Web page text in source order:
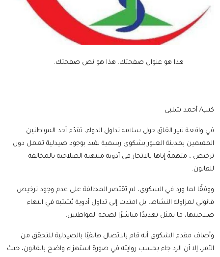
هذا هو عنوان صفحتك. هذا هو نص صفحتك.
كتب/ أحمد شلبى
في واقعة تثير القلق حول سلامة تداول الدواء، تقدّم أحد المواطنين
المقيمين بمدينة العبور بشكوى رسمية تفيد بوجود صيدلية تعمل دون
ترخيص ، متهمةً إياها بالاتجار في أدوية منتهية الصلاحية بالمخالفة
للقانون.
ووفقًا لما ورد في الشكوى، لم تقتصر المخالفة على عدم وجود ترخيص
قانوني لمزاولة النشاط، بل امتدت إلى تداول أدوية يُشتبه في انتهاء
صلاحيتها، ما يمثل تهديدًا مباشرًا لصحة المواطنين.
وأضاف مقدم الشكوى أنه قام بالاتصال هاتفيًا بالصيدلية للتحقق من
الأمر، إلا أن الرد جاء بحسب روايته في صورة استهزاء واضح بالقانون، حيث